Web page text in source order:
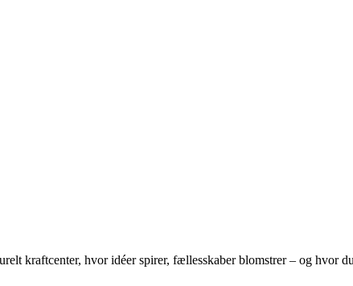
kraftcenter, hvor idéer spirer, fællesskaber blomstrer – og hvor